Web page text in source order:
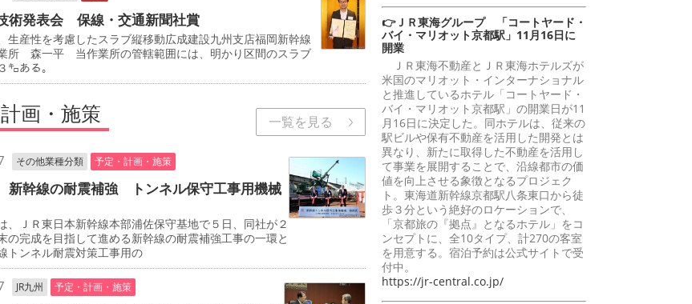
術発表会 保線・交通新聞社賞
生産性を考慮したスラブ縦移動広成建設九州支店福岡新幹線
所 森一平 当作業所の管轄範囲には、明かり区間のスラブ
㌔ある。
画・施策 一覧を見る
その他業種分類 予定・計画・施策
幹線の耐震補強 トンネル保守工事用機械
、ＪＲ東日本新幹線本部浦佐保守基地で５日、同社が２
の完成を目指して進める新幹線の耐震補強工事の一環と
トンネル耐震対策工事用の
JR九州 予定・計画・施策
👉ＪＲ東海グループ 「コートヤード・
バイ・マリオット京都駅」11月16日に
開業
ＪＲ東海不動産とＪＲ東海ホテルズが
米国のマリオット・インターナショナル
と推進しているホテル「コートヤード・
バイ・マリオット京都駅」の開業日が11
月16日に決定した。同ホテルは、従来の
駅ビルや保有不動産を活用した開発とは
異なり、新たに取得した不動産を活用し
て事業を展開することで、沿線都市の価
値を向上させる象徴となるプロジェク
ト。東海道新幹線京都駅八条東口から徒
歩３分という絶好のロケーションで、
「京都旅の『拠点』となるホテル」をコ
ンセプトに、全10タイプ、計270の客室
を用意する。宿泊予約は公式サイトで受
付中。
https://jr-central.co.jp/